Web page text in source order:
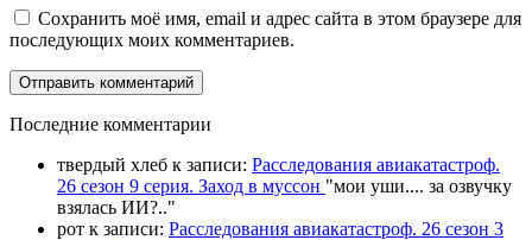
Сохранить моё имя, email и адрес сайта в этом браузере для
последующих моих комментариев.
Последние комментарии
твердый хлеб к записи: Расследования авиакатастроф.
26 сезон 9 серия. Заход в муссон "мои уши.... за озвучку
взялась ИИ?.."
рот к записи: Расследования авиакатастроф. 26 сезон 3